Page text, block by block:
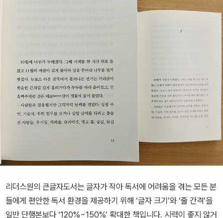
리더스원의 큰글자도서는 글자가 작아 독서에 어려움을 겪는 모든 분
들에게 편안한 독서 환경을 제공하기 위해 ‘글자 크기’와 ‘줄 간격’을
일반 단행본보다 ‘120%~150%’ 확대한 책입니다. 시력이 좋지 않거